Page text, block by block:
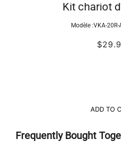
Kit chariot
Modèle :VKA-20R-
ADD TO
Frequently Bought